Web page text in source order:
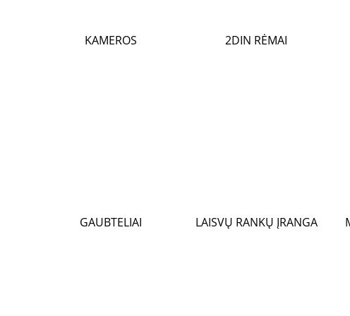
KAMEROS
GAUBTELIAI
2DIN RĖMAI
LAISVŲ RANKŲ ĮRANGA